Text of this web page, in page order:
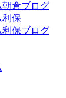
倉ブログ
利保
保ブログ